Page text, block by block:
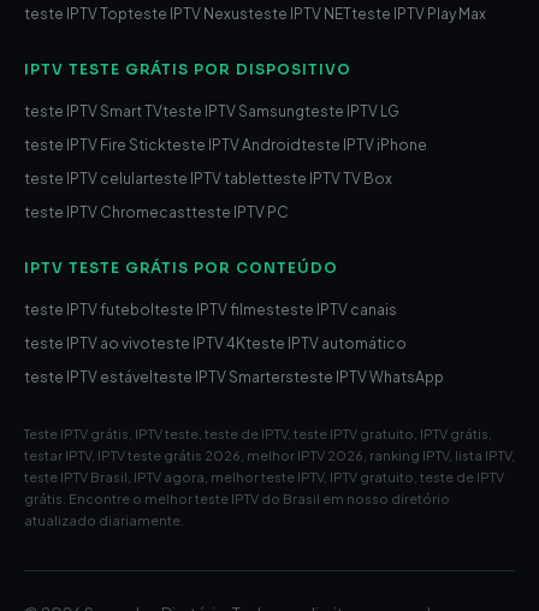
teste IPTV Topteste IPTV Nexusteste IPTV NETteste IPTV Play Max
IPTV TESTE GRÁTIS POR DISPOSITIVO
teste IPTV Smart TVteste IPTV Samsungteste IPTV LG
teste IPTV Fire Stickteste IPTV Androidteste IPTV iPhone
teste IPTV celularteste IPTV tabletteste IPTV TV Box
teste IPTV Chromecastteste IPTV PC
IPTV TESTE GRÁTIS POR CONTEÚDO
teste IPTV futebolteste IPTV filmesteste IPTV canais
teste IPTV ao vivoteste IPTV 4Kteste IPTV automático
teste IPTV estávelteste IPTV Smartersteste IPTV WhatsApp
Teste IPTV grátis, IPTV teste, teste de IPTV, teste IPTV gratuito, IPTV grátis,
testar IPTV, IPTV teste grátis 2026, melhor IPTV 2026, ranking IPTV, lista IPTV,
teste IPTV Brasil, IPTV agora, melhor teste IPTV, IPTV gratuito, teste de IPTV
grátis. Encontre o melhor teste IPTV do Brasil em nosso diretório
atualizado diariamente.